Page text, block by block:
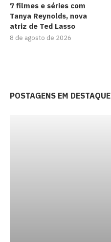
7 filmes e séries com
Tanya Reynolds, nova
atriz de Ted Lasso
8 de agosto de 2026
POSTAGENS EM DESTAQUE